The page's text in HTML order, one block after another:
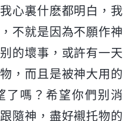
心裏什麽都明白，我
不就是因為不願作神
的壞事，或許有一天
，而且是被神大用的
了嗎？希望你們别消
隨神，盡好襯托物的